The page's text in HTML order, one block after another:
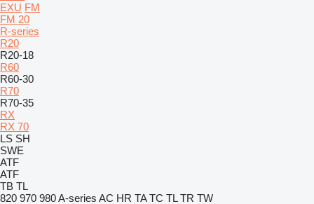
EXU FM
FM 20
R-series
R20
R20-18
R60
R60-30
R70
R70-35
RX
RX 70
LS SH
SWE
ATF
ATF
TB TL
820 970 980A-series AC HR TA TC TL TR TW